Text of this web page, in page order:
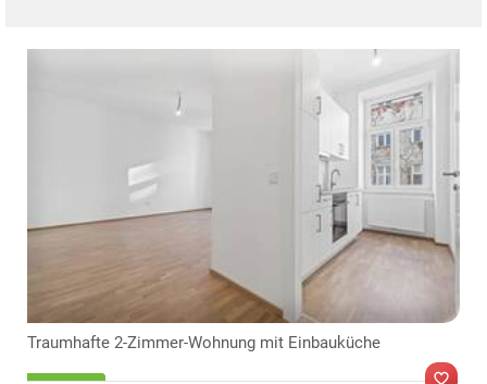
Traumhafte 2-Zimmer-Wohnung mit Einbauküche